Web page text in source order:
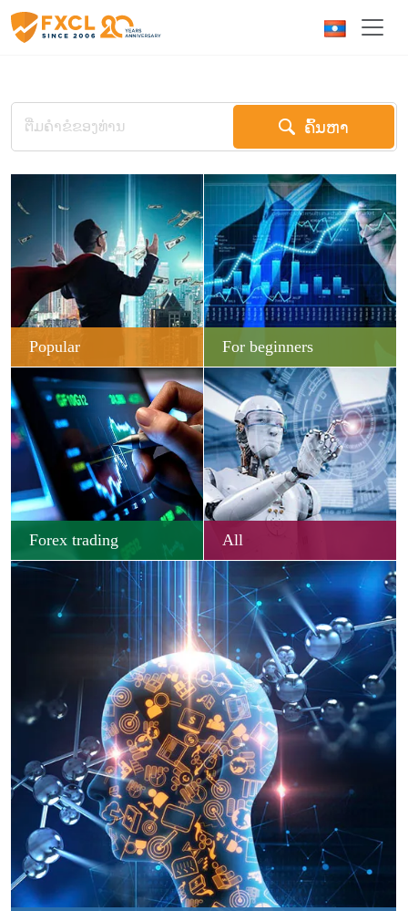
ຄົ້ນຫາ
Popular For beginners
Forex trading All